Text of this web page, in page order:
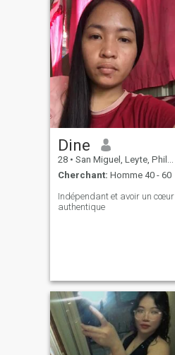
Dine
28 • San Miguel, Leyte, Philippines
Cherchant: Homme 40 - 60
Indépendant et avoir un cœur
authentique